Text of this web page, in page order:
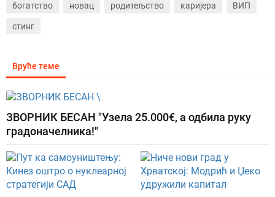
богатство новац родитељство каријера ВИП
стинг
Вруће теме
ЗВОРНИК БЕСАН "Узела 25.000€, а одбила руку
градоначелника!"